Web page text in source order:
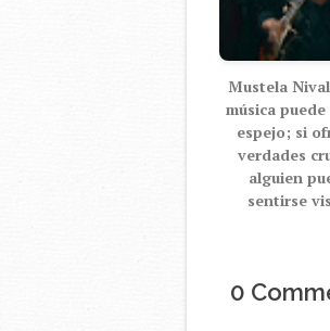
Mustela
música
espejo; si
verdades
alguien
sentirse
0